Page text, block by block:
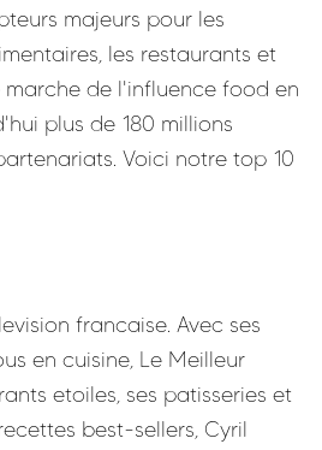
majeurs pour les
les restaurants et
de l'influence food en
plus de 180 millions
Voici notre top 10
francaise. Avec ses
en cuisine, Le Meilleur
etoiles, ses patisseries et
best-sellers, Cyril